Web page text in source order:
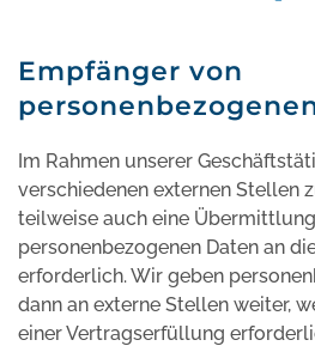
Empfänger von
Im Rahmen unserer
verschiedenen externen Stellen
teilweise auch eine
personenbezogenen Daten an
erforderlich. Wir geben
dann an externe Stellen weiter,
einer Vertragserfüllung